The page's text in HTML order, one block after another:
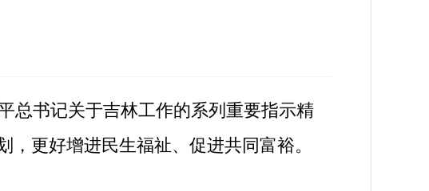
书记关于吉林工作的系列重要指示精
更好增进民生福祉、促进共同富裕。